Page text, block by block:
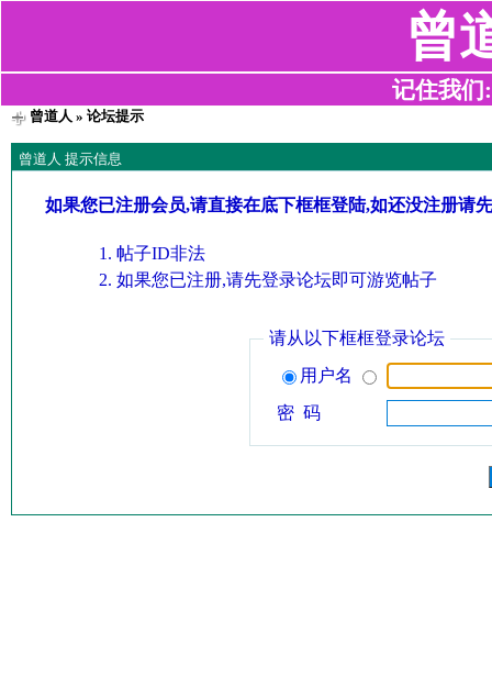
曾
记住我们
曾道人 » 论坛提示
曾道人 提示信息
如果您已注册会员,请直接在底下框框登陆,如还没注册请
帖子ID非法
如果您已注册,请先登录论坛即可游览帖子
请从以下框框登录论坛
用户名
密 码